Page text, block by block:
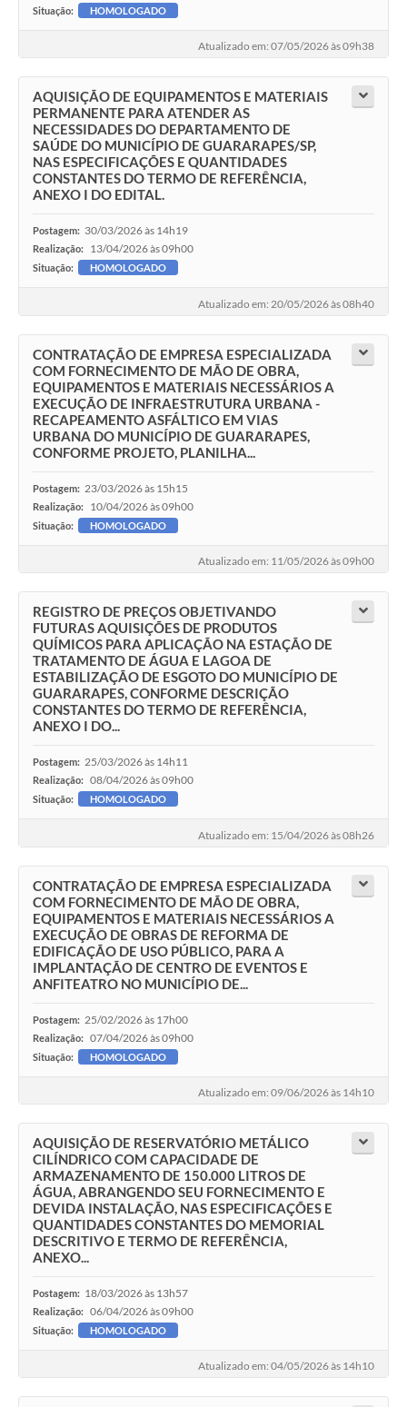
Situação: HOMOLOGADO
Atualizado em: 07/05/2026 às 09h38
AQUISIÇÃO DE EQUIPAMENTOS E MATERIAIS
PERMANENTE PARA ATENDER AS
NECESSIDADES DO DEPARTAMENTO DE
SAÚDE DO MUNICÍPIO DE GUARARAPES/SP,
NAS ESPECIFICAÇÕES E QUANTIDADES
CONSTANTES DO TERMO DE REFERÊNCIA,
ANEXO I DO EDITAL.
Postagem: 30/03/2026 às 14h19
Realização: 13/04/2026 às 09h00
Situação: HOMOLOGADO
Atualizado em: 20/05/2026 às 08h40
CONTRATAÇÃO DE EMPRESA ESPECIALIZADA
COM FORNECIMENTO DE MÃO DE OBRA,
EQUIPAMENTOS E MATERIAIS NECESSÁRIOS A
EXECUÇÃO DE INFRAESTRUTURA URBANA -
RECAPEAMENTO ASFÁLTICO EM VIAS
URBANA DO MUNICÍPIO DE GUARARAPES,
CONFORME PROJETO, PLANILHA...
Postagem: 23/03/2026 às 15h15
Realização: 10/04/2026 às 09h00
Situação: HOMOLOGADO
Atualizado em: 11/05/2026 às 09h00
REGISTRO DE PREÇOS OBJETIVANDO
FUTURAS AQUISIÇÕES DE PRODUTOS
QUÍMICOS PARA APLICAÇÃO NA ESTAÇÃO DE
TRATAMENTO DE ÁGUA E LAGOA DE
ESTABILIZAÇÃO DE ESGOTO DO MUNICÍPIO DE
GUARARAPES, CONFORME DESCRIÇÃO
CONSTANTES DO TERMO DE REFERÊNCIA,
ANEXO I DO...
Postagem: 25/03/2026 às 14h11
Realização: 08/04/2026 às 09h00
Situação: HOMOLOGADO
Atualizado em: 15/04/2026 às 08h26
CONTRATAÇÃO DE EMPRESA ESPECIALIZADA
COM FORNECIMENTO DE MÃO DE OBRA,
EQUIPAMENTOS E MATERIAIS NECESSÁRIOS A
EXECUÇÃO DE OBRAS DE REFORMA DE
EDIFICAÇÃO DE USO PÚBLICO, PARA A
IMPLANTAÇÃO DE CENTRO DE EVENTOS E
ANFITEATRO NO MUNICÍPIO DE...
Postagem: 25/02/2026 às 17h00
Realização: 07/04/2026 às 09h00
Situação: HOMOLOGADO
Atualizado em: 09/06/2026 às 14h10
AQUISIÇÃO DE RESERVATÓRIO METÁLICO
CILÍNDRICO COM CAPACIDADE DE
ARMAZENAMENTO DE 150.000 LITROS DE
ÁGUA, ABRANGENDO SEU FORNECIMENTO E
DEVIDA INSTALAÇÃO, NAS ESPECIFICAÇÕES E
QUANTIDADES CONSTANTES DO MEMORIAL
DESCRITIVO E TERMO DE REFERÊNCIA,
ANEXO...
Postagem: 18/03/2026 às 13h57
Realização: 06/04/2026 às 09h00
Situação: HOMOLOGADO
Atualizado em: 04/05/2026 às 14h10